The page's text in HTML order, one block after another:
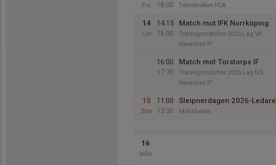
Fre
18:00
Teknikhallen PCA
14
Lör
14:15
16:00
Match mot IFK Norrköping
Träningsmatcher 2026 Lag Vit
Navestad IP
16:00
17:30
Match mot Torstorps IF
Träningsmatcher 2026 Lag blå
Navestad IP
15
Sön
11:00
13:00
Sleipnerdagen 2026-Ledare
Mässhallen
16
Mån